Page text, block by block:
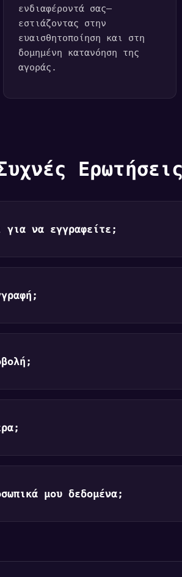
ενδιαφέροντά σας—
εστιάζοντας στην
ευαισθητοποίηση και στη
δομημένη κατανόηση της
αγοράς.
Ερωτήσεις
για να εγγραφείτε;
μου δεδομένα;